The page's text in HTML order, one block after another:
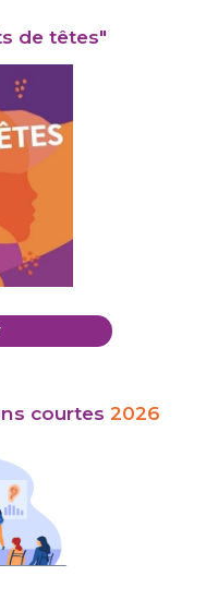
de têtes"
courtes 2026